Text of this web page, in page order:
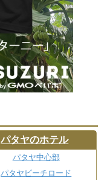
パタヤのホテル
パタヤ中心部
パタヤビーチロード